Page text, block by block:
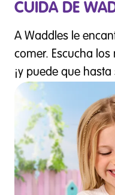
CUIDA DE
A Waddles le
comer. Escucha
¡y puede que